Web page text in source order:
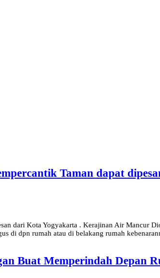
Taman dapat
dari Kota Yogyakarta . Kerajinan Air Mancur
di dpn rumah atau di belakang rumah
Buat Memperindah Depan